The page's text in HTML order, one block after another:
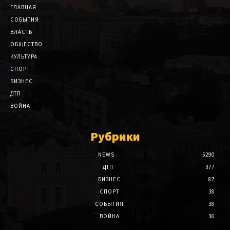
ГЛАВНАЯ
СОБЫТИЯ
ВЛАСТЬ
ОБЩЕСТВО
КУЛЬТУРА
СПОРТ
БИЗНЕС
ДТП
ВОЙНА
Рубрики
NEWS
5290
ДТП
377
БИЗНЕС
87
СПОРТ
38
СОБЫТИЯ
38
ВОЙНА
36